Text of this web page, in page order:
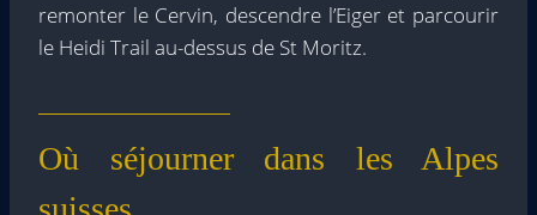
remonter le Cervin, descendre l’Eiger et parcourir
le Heidi Trail au-dessus de St Moritz.
Où séjourner dans les Alpes